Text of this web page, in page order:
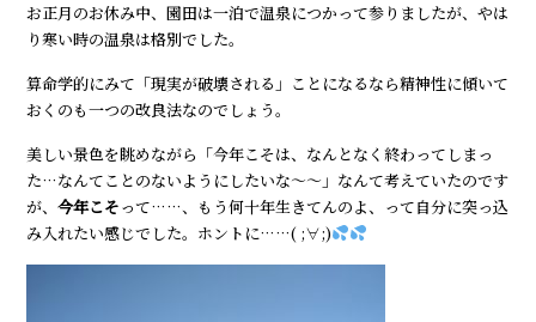
お正月のお休み中、園田は一泊で温泉につかって参りましたが、やは
り寒い時の温泉は格別でした。
算命学的にみて「現実が破壊される」ことになるなら精神性に傾いて
おくのも一つの改良法なのでしょう。
美しい景色を眺めながら「今年こそは、なんとなく終わってしまっ
た…なんてことのないようにしたいな～～」なんて考えていたのです
が、今年こそって……、もう何十年生きてんのよ、って自分に突っ込
み入れたい感じでした。ホントに……( ;∀;)